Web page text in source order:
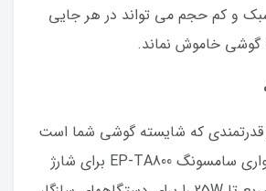
سبک و کم حجم می تواند در هر جایی
گوشی خاموش نماند.
قدرتمندی که شایسته گوشی شما است
را بدهید. شارژر دیواری سامسونگ EP-TA800 برای شارژ